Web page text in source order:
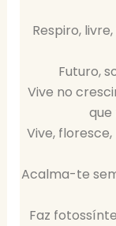
Respiro,
Futuro,
Vive no
que
Vive,
Acalma-te
Faz